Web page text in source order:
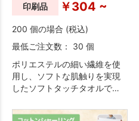
印刷品 ￥304 ~
200 個の場合 (税込)
最低ご注文数： 30 個
ポリエステルの細い繊維を使
用し、ソフトな肌触りを実現
したソフトタッチタオルで
イズ。